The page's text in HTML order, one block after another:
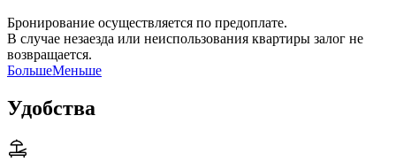
Бронирование осуществляется по предоплате.
В случае незаезда или неиспользования квартиры залог не
возвращается.
БольшеМеньше
Удобства